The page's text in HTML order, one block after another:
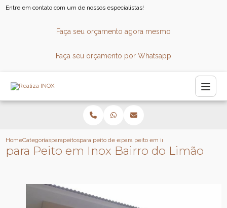
Entre em contato com um de nossos especialistas!
Faça seu orçamento agora mesmo
Faça seu orçamento por Whatsapp
HomeCategoriasparapeitospara peito de escadapara peito em inox bairro do limao
para Peito em Inox Bairro do Limão